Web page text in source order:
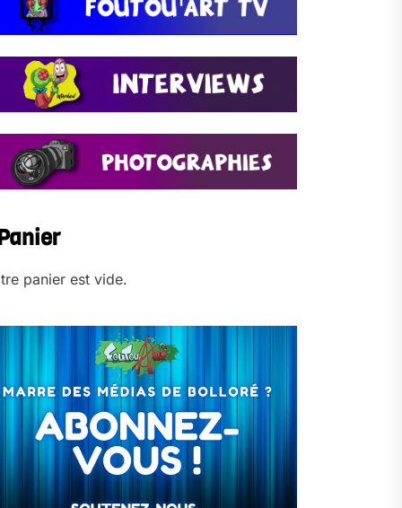
panier est vide.